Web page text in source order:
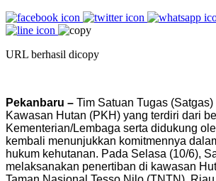
URL berhasil dicopy
Pekanbaru – Tim Satuan Tugas
Kawasan Hutan (PKH) yang terdiri dari
Kementerian/Lembaga serta didukung
kembali menunjukkan komitmennya
hukum kehutanan. Pada Selasa (10/6),
melaksanakan penertiban di kawasan